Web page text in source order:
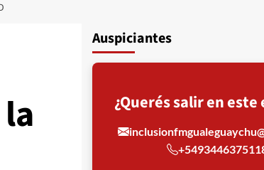
Auspiciantes
¿Querés salir en este